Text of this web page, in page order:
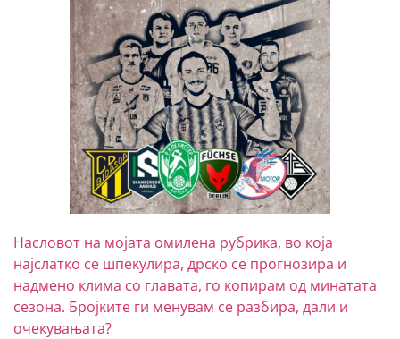
Насловот на мојата омилена рубрика, во која
најслатко се шпекулира, дрско се прогнозира и
надмено клима со главата, го копирам од минатата
сезона. Бројките ги менувам се разбира, дали и
очекувањата?